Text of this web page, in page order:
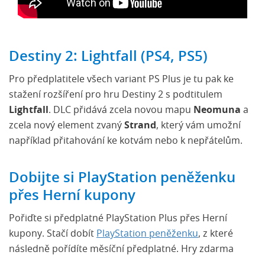
Destiny 2: Lightfall (PS4, PS5)
Pro předplatitele všech variant PS Plus je tu pak ke
stažení rozšíření pro hru Destiny 2 s podtitulem
Lightfall . DLC přidává zcela novou mapu Neomuna a
zcela nový element zvaný Strand , který vám umožní
například přitahování ke kotvám nebo k nepřátelům.
Dobijte si PlayStation peněženku
přes Herní kupony
Pořiďte si předplatné PlayStation Plus přes Herní
kupony. Stačí dobít PlayStation peněženku, z které
následně pořídíte měsíční předplatné. Hry zdarma